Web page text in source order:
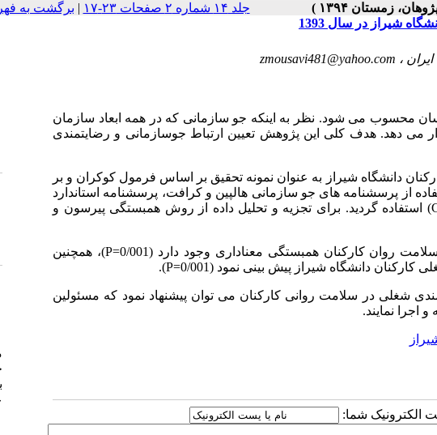
جلد ۱۴ شماره ۲ صفحات ۲۳-۱۷ | برگشت به
شیراز در سال 1393
zmousavi481@yahoo.com
محسوب می شود. نظر به اینکه جو سازمانی که در همه ابعاد سازمان
می دهد. هدف کلی این پژوهش تعیین ارتباط جوسازمانی و رضایتمندی
مقطعی بود. 200 نفر از کارکنان دانشگاه شیراز به عنوان نمونه تحقیق بر اساس فرمول کوکران و بر
از پرسشنامه های جو سازمانی هالپین و کرافت، پرسشنامه استاندارد
-28) استفاده گردید. برای تجزیه و تحلیل داده از روش همبستگی پیرسون و
روان کارکنان همبستگی معناداری وجود دارد (0/001 =P )، همچنین
دانشگاه شیراز پیش بینی نمود (0/001
=P
).
شغلی در سلامت روانی کارکنان می توان پیشنهاد نمود که مسئولین
اجرا نمایند.
الکترونیک شما: